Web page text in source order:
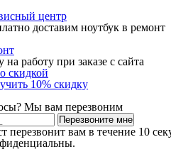
центр
доставим ноутбук в ремонт
работу при заказе с сайта
скидкой
10% скидку
Мы вам перезвоним
перезвонит вам в течение 10